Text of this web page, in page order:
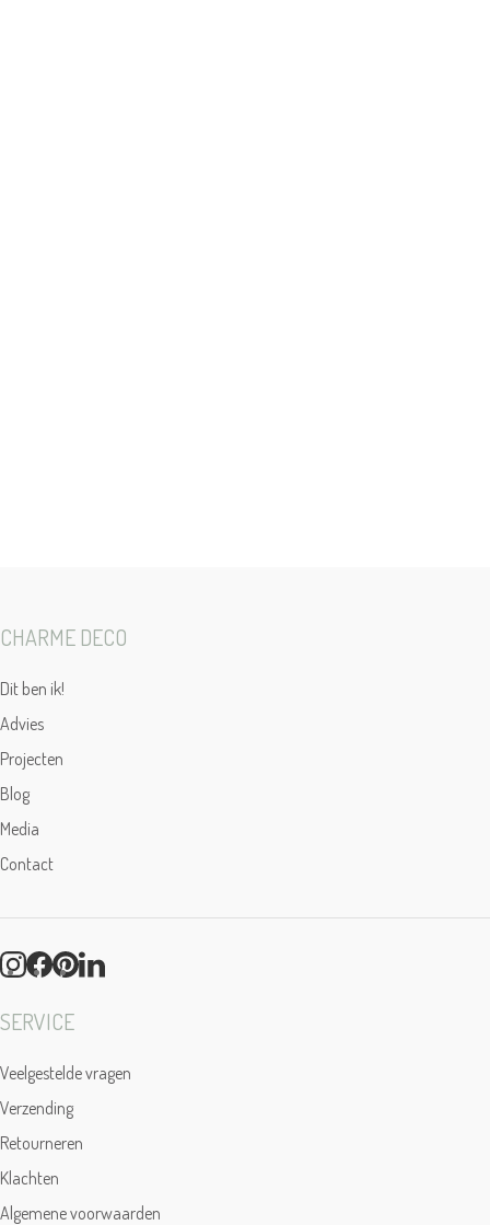
CHARME DECO
Dit ben ik!
Advies
Projecten
Blog
Media
Contact
SERVICE
Veelgestelde vragen
Verzending
Retourneren
Klachten
Algemene voorwaarden